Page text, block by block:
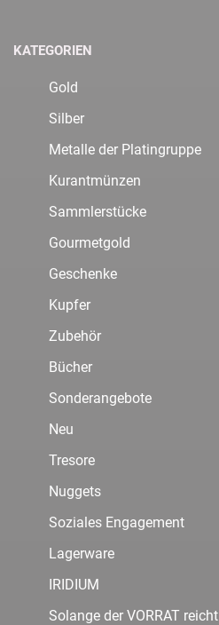
KATEGORIEN
Gold
Silber
Metalle der Platingruppe
Kurantmünzen
Sammlerstücke
Gourmetgold
Geschenke
Kupfer
Zubehör
Bücher
Sonderangebote
Neu
Tresore
Nuggets
Soziales Engagement
Lagerware
IRIDIUM
Solange der VORRAT reicht